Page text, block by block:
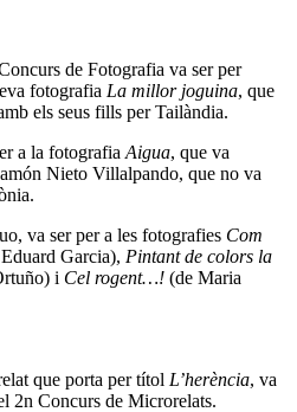
de Fotografia va ser per
fotografia La millor joguina, que
els seus fills per Tailàndia.
a la fotografia Aigua, que va
Nieto Villalpando, que no va
va ser per a les fotografies Com
Garcia), Pintant de colors la
i Cel rogent…! (de Maria
que porta per títol L’herència, va
2n Concurs de Microrelats.